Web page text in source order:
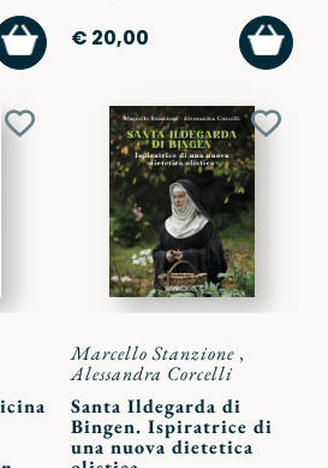
AGGIUNGI
AL
CARRELLO
€ 20,00
AL
Aggiungi
Marcello Stanzione,
Alessandra Corcelli
Santa Ildegarda di
Bingen. Ispiratrice di
una nuova dietetica